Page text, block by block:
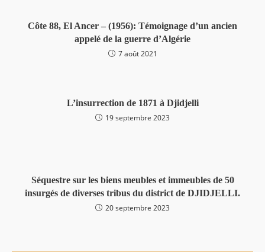
Côte 88, El Ancer – (1956): Témoignage d’un ancien
appelé de la guerre d’Algérie
7 août 2021
L’insurrection de 1871 à Djidjelli
19 septembre 2023
Séquestre sur les biens meubles et immeubles de 50
insurgés de diverses tribus du district de DJIDJELLI.
20 septembre 2023